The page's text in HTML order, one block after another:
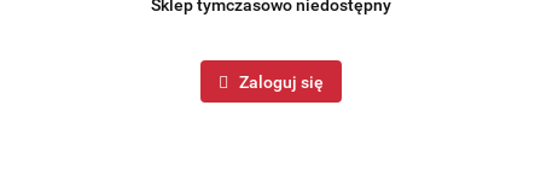
Sklep tymczasowo niedostępny
Zaloguj się